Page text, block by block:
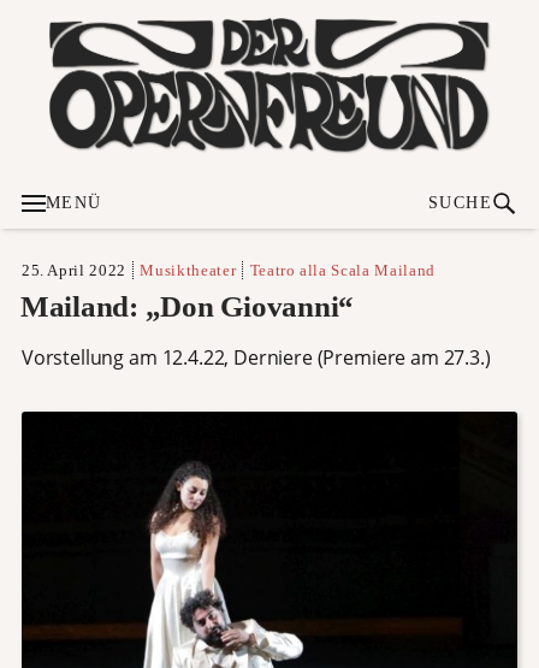
MENÜ SUCHE
25. April 2022 Musiktheater Teatro alla Scala Mailand
Mailand: „Don Giovanni“
Vorstellung am 12.4.22, Derniere (Premiere am 27.3.)